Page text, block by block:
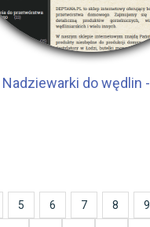
Nadziewarki do wędlin
5 6 7 8 9